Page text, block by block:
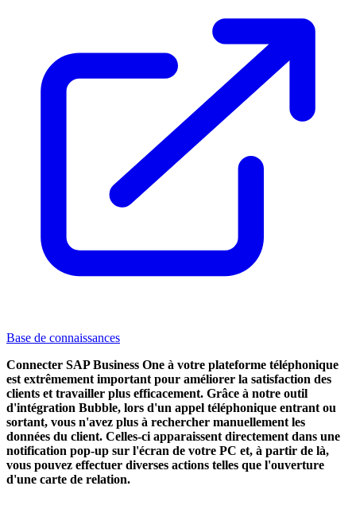
Base de connaissances
Connecter SAP Business One à votre plateforme téléphonique
est extrêmement important pour améliorer la satisfaction des
clients et travailler plus efficacement. Grâce à notre outil
d'intégration Bubble, lors d'un appel téléphonique entrant ou
sortant, vous n'avez plus à rechercher manuellement les
données du client. Celles-ci apparaissent directement dans une
notification pop-up sur l'écran de votre PC et, à partir de là,
vous pouvez effectuer diverses actions telles que l'ouverture
d'une carte de relation.